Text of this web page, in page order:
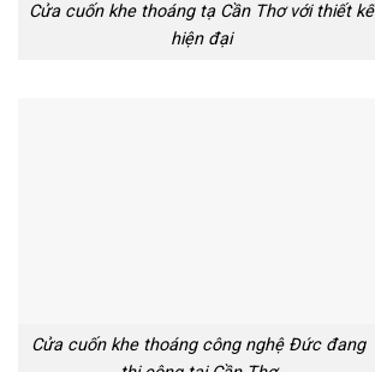
Cửa cuốn khe thoáng tạ Cần Thơ với thiết kế
hiện đại
Cửa cuốn khe thoáng công nghệ Đức đang